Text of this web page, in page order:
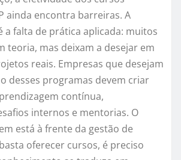
ainda encontra barreiras. A
a falta de prática aplicada: muitos
teoria, mas deixam a desejar em
reais. Empresas que desejam
desses programas devem criar
contínua,
internos e mentorias. O
está à frente da gestão de
oferecer cursos, é preciso